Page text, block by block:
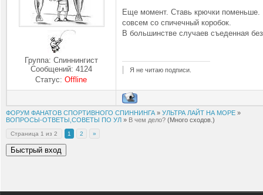
Группа: Спиннингист
Сообщений: 4124
Статус:Offline
Еще момент. Ставь крючки поменьше.
совсем со спичечный коробок.
В большинстве случаев съеденная
Я не читаю подписи.
ФОРУМ ФАНАТОВ СПОРТИВНОГО СПИННИНГА » УЛЬТРА ЛАЙТ НА МОРЕ »
ВОПРОСЫ-ОТВЕТЫ,СОВЕТЫ ПО УЛ » В чем дело? (Много сходов.)
Страница 1 из 2 1 2 »